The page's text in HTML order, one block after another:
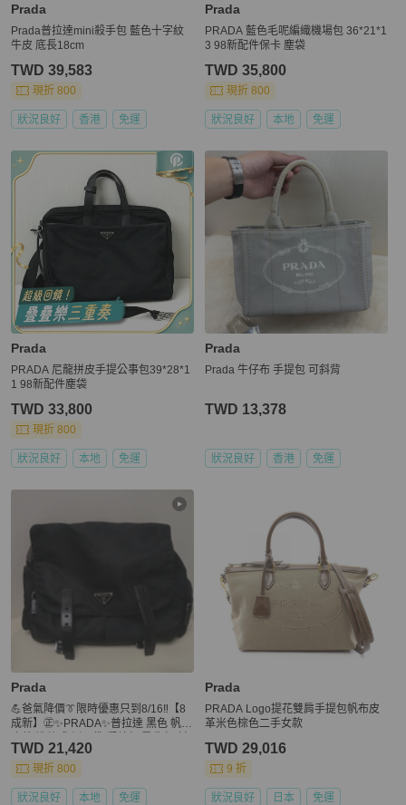
Prada
Prada普拉達mini殺手包 藍色十字紋
牛皮 底長18cm
TWD 39,583
現折 800
狀況良好 香港 免運
Prada
PRADA 藍色毛呢編織機場包 36*21*1
3 98新配件保卡 塵袋
TWD 35,800
現折 800
狀況良好 本地 免運
Prada
PRADA 尼龍拼皮手提公事包39*28*1
1 98新配件塵袋
TWD 33,800
現折 800
狀況良好 本地 免運
Prada
Prada 牛仔布 手提包 可斜背
TWD 13,378
狀況良好 香港 免運
Prada
💪爸氣降價👔限時優惠只到8/16‼️【8
成新】㊣✨PRADA✨普拉達 黑色 帆布
背包 /二手包/二手精品🌳二手樹屋🌳
TWD 21,420
現折 800
狀況良好 本地 免運
Prada
PRADA Logo提花雙肩手提包帆布皮
革米色棕色二手女款
TWD 29,016
9 折
狀況良好 日本 免運